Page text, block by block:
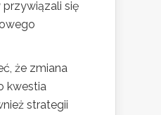
się
że zmiana
kwestia
strategii